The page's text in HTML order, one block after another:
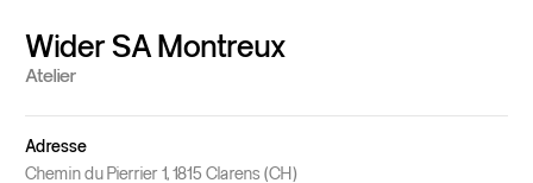
Wider SA Montreux
Atelier
Adresse
Chemin du Pierrier 1, 1815 Clarens (CH)
Groupe Wider